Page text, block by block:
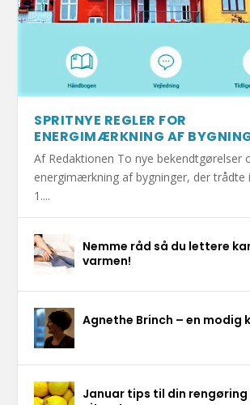
SPRITNYE REGLER FOR
ENERGIMÆRKNING AF
Af Redaktionen To nye bekendtgørelser
energimærkning af bygninger, der trådte
1....
Nemme råd så du lettere
varmen!
Agnethe Brinch – en modig
Januar tips til din rengøring